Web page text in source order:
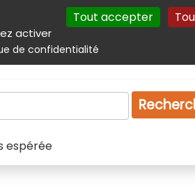
activer
Tout accepter
de confidentialité
Autres services Plan du site
Emploi Droit
espérée